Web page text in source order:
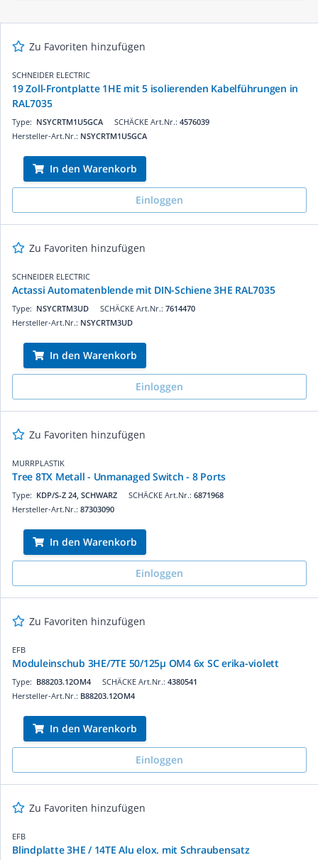
Webshop.
Zu Favoriten hinzufügen
SCHNEIDER ELECTRIC
19 Zoll-Frontplatte 1HE mit 5 isolierenden Kabelführungen in
RAL7035
SCHÄCKE Art.Nr.: 4576039
Type: NSYCRTM1U5GCA
Hersteller-Art.Nr.: NSYCRTM1U5GCA
In den Warenkorb
Einloggen
Zu Favoriten hinzufügen
SCHNEIDER ELECTRIC
Actassi Automatenblende mit DIN-Schiene 3HE RAL7035
SCHÄCKE Art.Nr.: 7614470
Type: NSYCRTM3UD
Hersteller-Art.Nr.: NSYCRTM3UD
In den Warenkorb
Einloggen
Zu Favoriten hinzufügen
MURRPLASTIK
Tree 8TX Metall - Unmanaged Switch - 8 Ports
SCHÄCKE Art.Nr.: 6871968
Type: KDP/S-Z 24, SCHWARZ
Hersteller-Art.Nr.: 87303090
In den Warenkorb
Einloggen
Zu Favoriten hinzufügen
EFB
Moduleinschub 3HE/7TE 50/125µ OM4 6x SC erika-violett
SCHÄCKE Art.Nr.: 4380541
Type: B88203.12OM4
Hersteller-Art.Nr.: B88203.12OM4
In den Warenkorb
Einloggen
Zu Favoriten hinzufügen
EFB
Blindplatte 3HE / 14TE Alu elox. mit Schraubensatz